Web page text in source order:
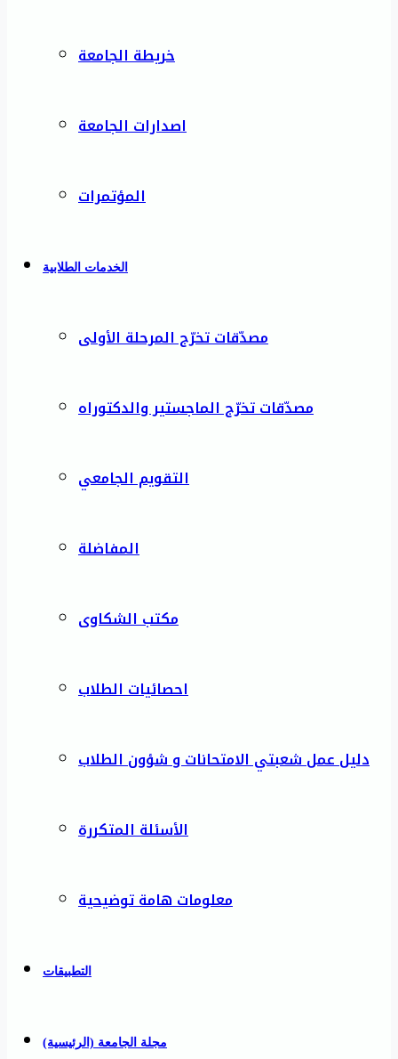
خريطة الجامعة
اصدارات الجامعة
المؤتمرات
الخدمات الطلابية
مصدّقات تخرّج المرحلة الأولى
مصدّقات تخرّج الماجستير والدكتوراه
التقويم الجامعي
المفاضلة
مكتب الشكاوى
احصائيات الطلاب
دليل عمل شعبتي الامتحانات و شؤون الطلاب
الأسئلة المتكررة
معلومات هامة توضيحية
التطبيقات
مجلة الجامعة (الرئيسية)